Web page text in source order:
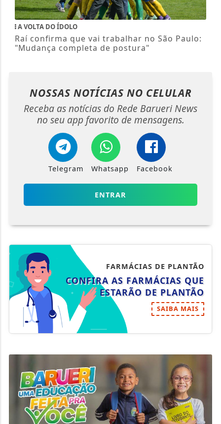
A VOLTA DO ÍDOLO
Raí confirma que vai trabalhar no São Paulo:
"Mudança completa de postura"
NOSSAS NOTÍCIAS NO CELULAR
Receba as notícias do Rede Barueri News
no seu app favorito de mensagens.
Telegram Whatsapp Facebook
ENTRAR
FARMÁCIAS DE PLANTÃO
CONFIRA AS FARMÁCIAS QUE
ESTARÃO DE PLANTÃO
SAIBA MAIS